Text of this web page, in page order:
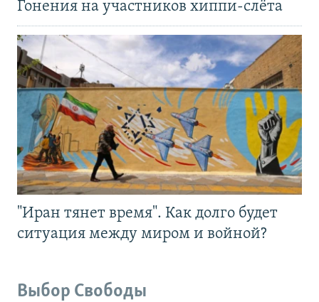
Гонения на участников хиппи-слёта
"Иран тянет время". Как долго будет
ситуация между миром и войной?
Выбор Свободы